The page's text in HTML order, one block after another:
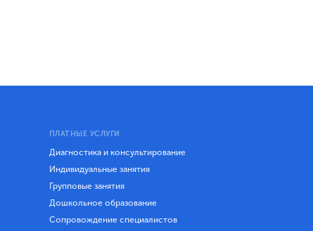
ПЛАТНЫЕ УСЛУГИ
Диагностика и консультирование
Индивидуальные занятия
Групповые занятия
Дошкольное образование
Сопровождение специалистов